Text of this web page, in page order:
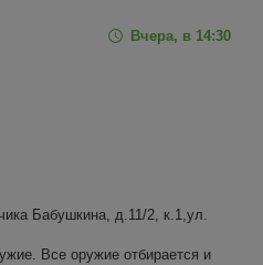
Вчера, в 14:30
Бабушкина, д.11/2, к.1,ул.
Все оружие отбирается и